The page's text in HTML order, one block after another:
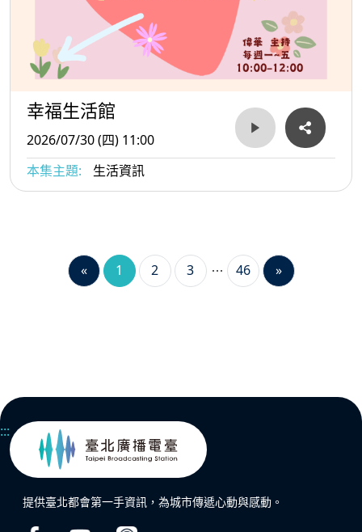
幸福生活館
2026/07/30 (四) 11:00
本集主題:
生活資訊
« 1 2 3 46 »
:::
提供臺北都會第一手資訊，為城市傳遞心動與感動。